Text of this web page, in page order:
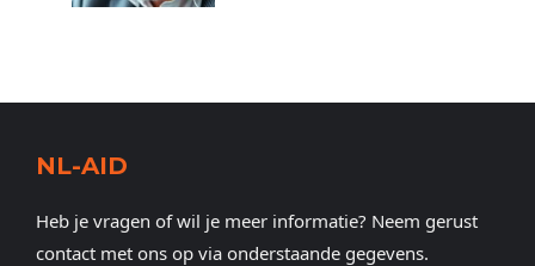
NL-AID
Heb je vragen of wil je meer informatie? Neem gerust
contact met ons op via onderstaande gegevens.